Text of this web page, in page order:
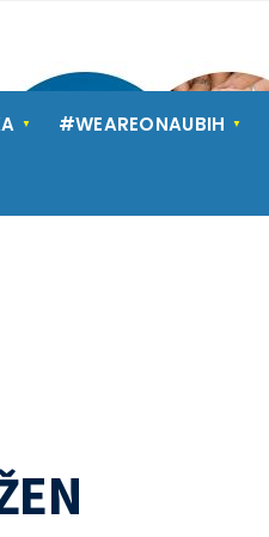
#WEAREONAUBIH